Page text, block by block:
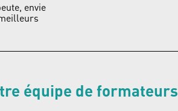
envie
équipe de formateurs